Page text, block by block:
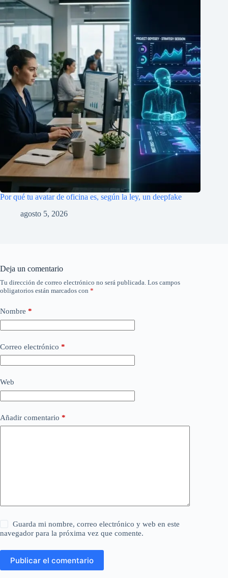
Por qué tu avatar de oficina es, según la ley, un deepfake
agosto 5, 2026
Deja un comentario
Tu dirección de correo electrónico no será publicada. Los campos
obligatorios están marcados con *
Nombre *
Correo electrónico *
Web
Añadir comentario *
Guarda mi nombre, correo electrónico y web en este
navegador para la próxima vez que comente.
Publicar el comentario